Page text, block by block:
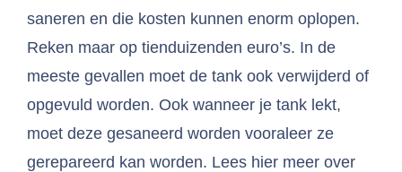
saneren en die kosten kunnen enorm oplopen.
Reken maar op tienduizenden euro’s. In de
meeste gevallen moet de tank ook verwijderd of
opgevuld worden. Ook wanneer je tank lekt,
moet deze gesaneerd worden vooraleer ze
gerepareerd kan worden. Lees hier meer over